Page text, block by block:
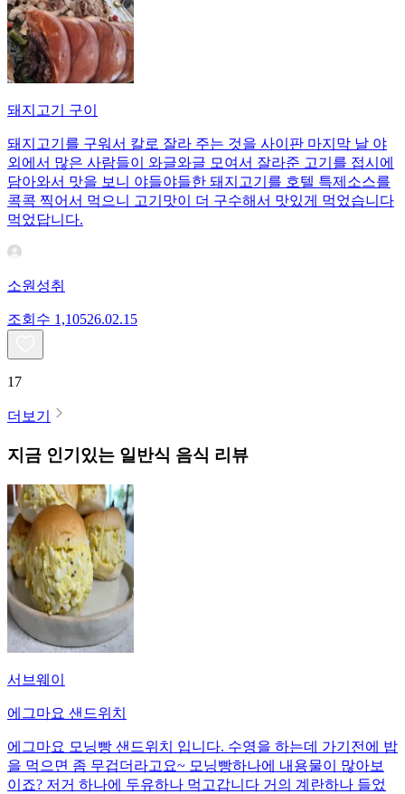
돼지고기 구이
돼지고기를 구워서 칼로 잘라 주는 것을 사이판 마지막 날 야
외에서 많은 사람들이 와글와글 모여서 잘라준 고기를 접시에
담아와서 맛을 보니 야들야들한 돼지고기를 호텔 특제소스를
콕콕 찍어서 먹으니 고기맛이 더 구수해서 맛있게 먹었습니다
먹었답니다.
소원성취
조회수 1,10526.02.15
17
더보기
지금 인기있는 일반식 음식 리뷰
서브웨이
에그마요 샌드위치
에그마요 모닝빵 샌드위치 입니다. 수영을 하는데 가기전에 밥
을 먹으면 좀 무겁더라고요~ 모닝빵하나에 내용물이 많아보
이죠? 저거 하나에 두유하나 먹고갑니다 거의 계란하나 들었